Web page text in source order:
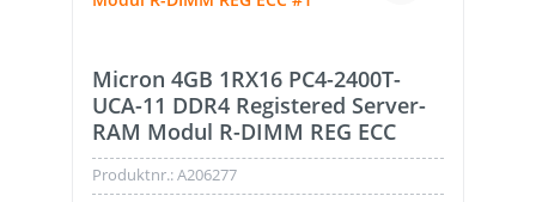
Micron 4GB 1RX16 PC4-2400T-
UCA-11 DDR4 Registered Server-
RAM Modul R-DIMM REG ECC
Produktnr.:A206277